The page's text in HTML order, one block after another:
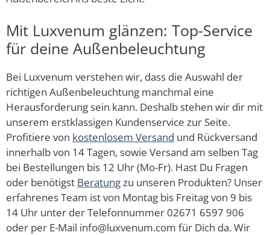
Mit Luxvenum glänzen: Top-Service
für deine Außenbeleuchtung
Bei Luxvenum verstehen wir, dass die Auswahl der
richtigen Außenbeleuchtung manchmal eine
Herausforderung sein kann. Deshalb stehen wir dir mit
unserem erstklassigen Kundenservice zur Seite.
Profitiere von kostenlosem Versand und Rückversand
innerhalb von 14 Tagen, sowie Versand am selben Tag
bei Bestellungen bis 12 Uhr (Mo-Fr). Hast Du Fragen
oder benötigst Beratungzu unseren Produkten? Unser
erfahrenes Team ist von Montag bis Freitag von 9 bis
14 Uhr unter der Telefonnummer 02671 6597 906
oder per E-Mail info@luxvenum.com für Dich da. Wir